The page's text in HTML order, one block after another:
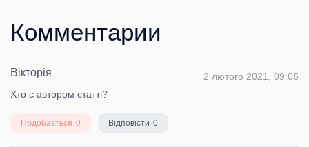
Комментарии
Вікторія
2 лютого 2021, 09:05
Хто є автором статті?
Подобається 0 Відповісти 0